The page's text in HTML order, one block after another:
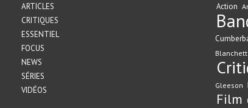
ARTICLES
CRITIQUES
ESSENTIEL
FOCUS
NEWS
SÉRIES
VIDÉOS
Action
Blanchett
Gleeson
Film